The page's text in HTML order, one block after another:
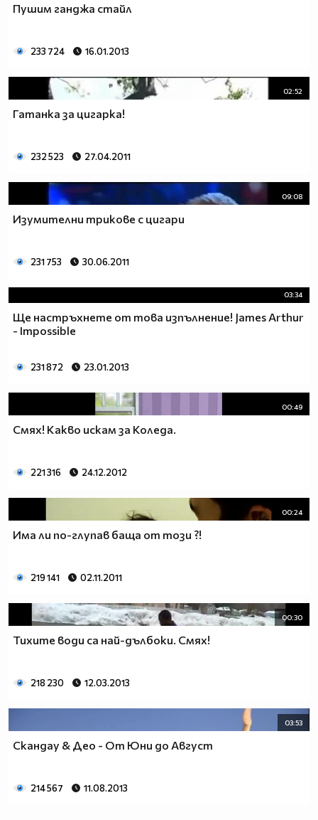
Пушим ганджа стайл
233 724 16.01.2013
02:52
Гатанка за цигарка!
232 523 27.04.2011
09:08
Изумителни трикове с цигари
231 753 30.06.2011
03:34
Ще настръхнете от това изпълнение! James Arthur
- Impossible
231 872 23.01.2013
00:49
Смях! Какво искам за Коледа.
221 316 24.12.2012
00:24
Има ли по-глупав баща от този ?!
219 141 02.11.2011
00:30
Тихите води са най-дълбоки. Смях!
218 230 12.03.2013
03:53
Скандау & Део - От Юни до Август
214 567 11.08.2013